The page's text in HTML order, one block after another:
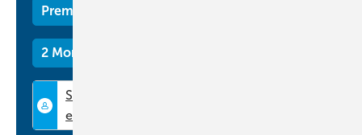
Premium Mitgliedschaft
2 Monate kostenlos testen